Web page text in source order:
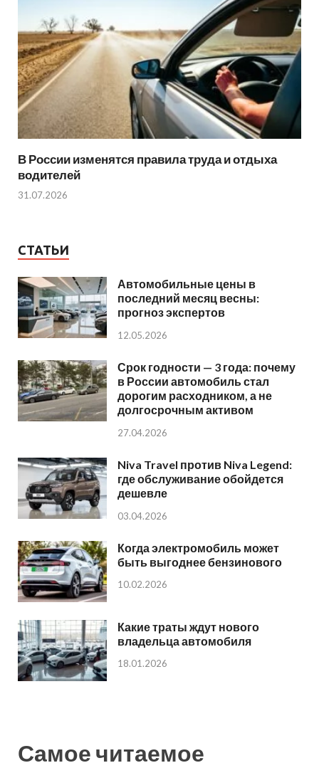
В России изменятся правила труда и отдыха
водителей
31.07.2026
СТАТЬИ
Автомобильные цены в
последний месяц весны:
прогноз экспертов
12.05.2026
Срок годности — 3 года: почему
в России автомобиль стал
дорогим расходником, а не
долгосрочным активом
27.04.2026
Niva Travel против Niva Legend:
где обслуживание обойдется
дешевле
03.04.2026
Когда электромобиль может
быть выгоднее бензинового
10.02.2026
Какие траты ждут нового
владельца автомобиля
18.01.2026
Самое читаемое